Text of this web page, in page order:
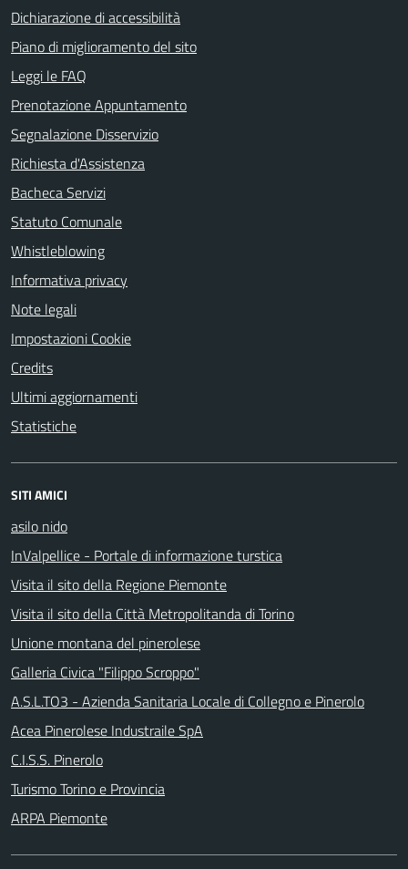
Dichiarazione di accessibilità
Piano di miglioramento del sito
Leggi le FAQ
Prenotazione Appuntamento
Segnalazione Disservizio
Richiesta d'Assistenza
Bacheca Servizi
Statuto Comunale
Whistleblowing
Informativa privacy
Note legali
Impostazioni Cookie
Credits
Ultimi aggiornamenti
Statistiche
SITI AMICI
asilo nido
InValpellice - Portale di informazione turstica
Visita il sito della Regione Piemonte
Visita il sito della Città Metropolitanda di Torino
Unione montana del pinerolese
Galleria Civica "Filippo Scroppo"
A.S.L.TO3 - Azienda Sanitaria Locale di Collegno e Pinerolo
Acea Pinerolese Industraile SpA
C.I.S.S. Pinerolo
Turismo Torino e Provincia
ARPA Piemonte